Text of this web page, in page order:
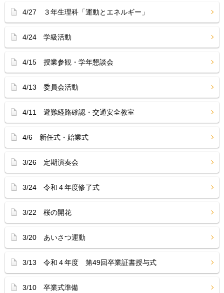
4/27 ３年生理科「運動とエネルギー」
4/24 学級活動
4/15 授業参観・学年懇談会
4/13 委員会活動
4/11 避難経路確認・交通安全教室
4/6 新任式・始業式
3/26 定期演奏会
3/24 令和４年度修了式
3/22 桜の開花
3/20 あいさつ運動
3/13 令和４年度 第49回卒業証書授与式
3/10 卒業式準備